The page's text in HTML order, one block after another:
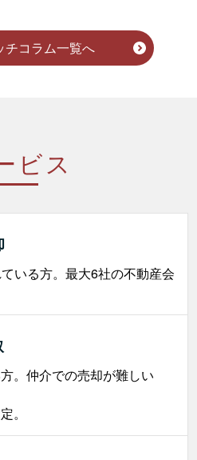
チコラム一覧へ
ビス
いる方。最大6社の不動産会
。仲介での売却が難しい
。